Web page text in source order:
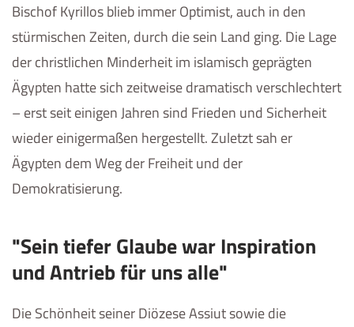
Bischof Kyrillos blieb immer Optimist, auch in den
stürmischen Zeiten, durch die sein Land ging. Die Lage
der christlichen Minderheit im islamisch geprägten
Ägypten hatte sich zeitweise dramatisch verschlechtert
– erst seit einigen Jahren sind Frieden und Sicherheit
wieder einigermaßen hergestellt. Zuletzt sah er
Ägypten dem Weg der Freiheit und der
Demokratisierung.
"Sein tiefer Glaube war Inspiration
und Antrieb für uns alle"
Die Schönheit seiner Diözese Assiut sowie die